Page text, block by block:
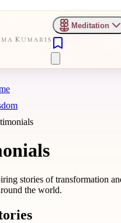
Meditation
stories of transformation
the world.